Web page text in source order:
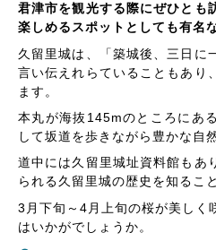
君津市を観光する際にぜひとも
楽しめるスポットとしても有名
久留里城は、「築城後、三日に
言い伝えれらていることもあり
ます。
本丸が海抜145mのところにあ
して坂道を歩きながら豊かな自
道中には久留里城址資料館もあ
られる久留里城の歴史を知るこ
3月下旬～4月上旬の桜が美しく
はいかがでしょうか。